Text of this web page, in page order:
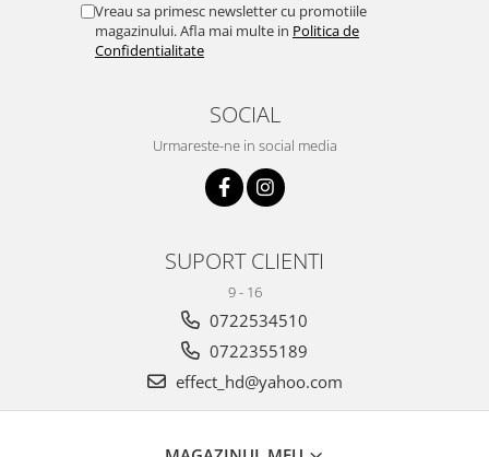
Vreau sa primesc newsletter cu promotiile
magazinului. Afla mai multe in Politica de
Confidentialitate
SOCIAL
Urmareste-ne in social media
SUPORT CLIENTI
9 - 16
0722534510
0722355189
effect_hd@yahoo.com